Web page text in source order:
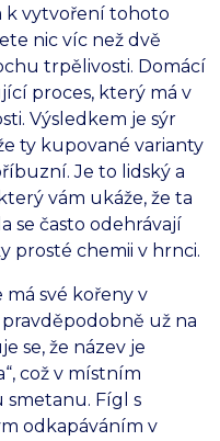
k vytvoření tohoto
nic víc než dvě
trpělivosti. Domácí
proces, který má v
Výsledkem je sýr
ty kupované varianty
Je to lidský a
který vám ukáže, že ta
se často odehrávají
prosté chemii v hrnci.
má své kořeny v
už na
se, že název je
což v místním
smetanu. Fígl s
odkapáváním v